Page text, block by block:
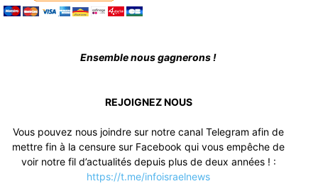
Ensemble nous gagnerons !
REJOIGNEZ NOUS
Vous pouvez nous joindre sur notre canal Telegram afin de
mettre fin à la censure sur Facebook qui vous empêche de
voir notre fil d’actualités depuis plus de deux années ! :
https://t.me/infoisraelnews